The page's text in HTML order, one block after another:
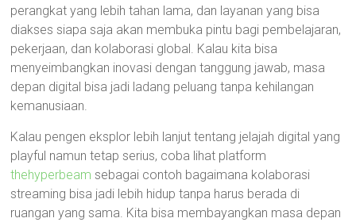
perangkat yang lebih tahan lama, dan layanan yang bisa
diakses siapa saja akan membuka pintu bagi pembelajaran,
pekerjaan, dan kolaborasi global. Kalau kita bisa
menyeimbangkan inovasi dengan tanggung jawab, masa
depan digital bisa jadi ladang peluang tanpa kehilangan
kemanusiaan.
Kalau pengen eksplor lebih lanjut tentang jelajah digital yang
playful namun tetap serius, coba lihat platform
thehyperbeam sebagai contoh bagaimana kolaborasi
streaming bisa jadi lebih hidup tanpa harus berada di
ruangan yang sama. Kita bisa membayangkan masa depan